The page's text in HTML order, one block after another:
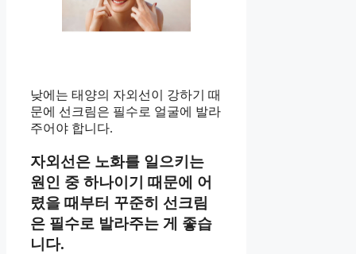
낮에는 태양의 자외선이 강하기 때
문에 선크림은 필수로 얼굴에 발라
주어야 합니다.
자외선은 노화를 일으키는
원인 중 하나이기 때문에 어
렸을 때부터 꾸준히 선크림
은 필수로 발라주는 게 좋습
니다.